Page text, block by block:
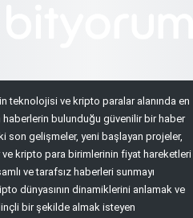
teknolojisi ve kripto paralar alanında en
haberlerin bulunduğu güvenilir bir haber
son gelişmeler, yeni başlayan projeler,
kripto para birimlerinin fiyat hareketleri
ve tarafsız haberleri sunmayı
dünyasının dinamiklerini anlamak ve
bir şekilde almak isteyen